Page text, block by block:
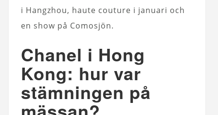
i Hangzhou, haute couture i januari och
en show på Comosjön.
Chanel i Hong
Kong: hur var
stämningen på